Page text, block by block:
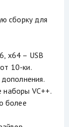
сборку для
х64 – USB
10-ки.
наборы VC++.
более